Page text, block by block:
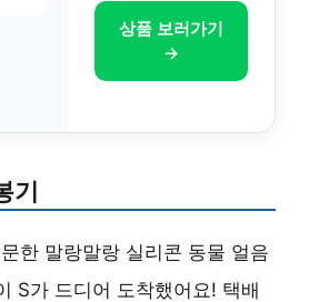
상품 보러가기
→
기
한 말랑말랑 실리콘 동물 얼음
S가 드디어 도착했어요! 택배